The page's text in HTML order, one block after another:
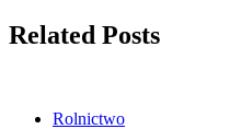
Related Posts
Rolnictwo